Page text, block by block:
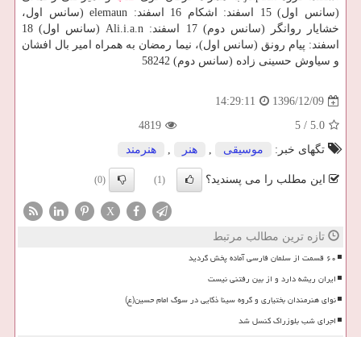
(سانس اول) 15 اسفند: اشكام 16 اسفند: elemaun (سانس اول،
خشایار روانگر (سانس دوم) 17 اسفند: Ali.i.a.n (سانس اول) 18
اسفند: پیام رونق (سانس اول)، نیما رمضان به همراه امیر بال افشان
و سیاوش حسینی زاده (سانس دوم) 58242
1396/12/09
14:29:11
5.0
/
5
4819
تگهای خبر:
موسیقی , هنر , هنرمند
این مطلب را می پسندید؟ (1)
(0)
X
تازه ترین مطالب مرتبط
۶۰ قسمت از سلمان فارسی آماده پخش گردید
ایران ریشه دارد و از بین رفتنی نیست
نوای هنرمندان بختیاری و گروه سینا ذکایی در سوگ امام حسین(ع)
اجرای شب بلوزراک کنسل شد